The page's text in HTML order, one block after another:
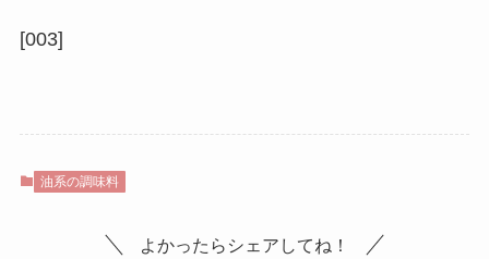
[003]
油系の調味料
よかったらシェアしてね！